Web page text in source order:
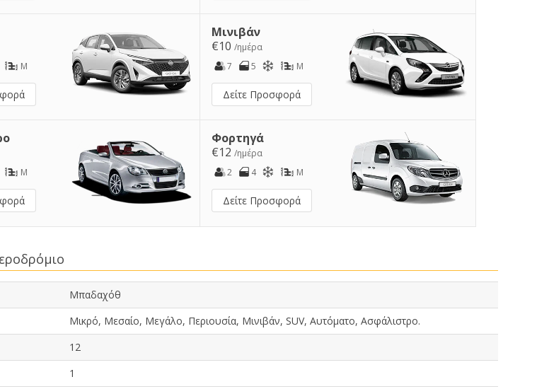
M
Μινιβάν
€10 /ημέρα
7
5 M
Δείτε Προσφορά
M
Φορτηγά
€12 /ημέρα
2
4 M
Δείτε Προσφορά
Μπαδαχόθ
Μικρό, Μεσαίο, Μεγάλο, Περιουσία, Μινιβάν, SUV, Αυτόματο, Ασφάλιστρο.
12
1